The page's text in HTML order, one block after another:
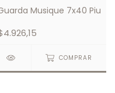
Musique 7x40 Piu
COMPRAR